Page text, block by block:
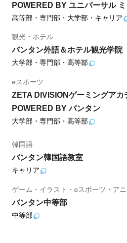
POWERED BY ユニバーサル
高等部・専門部・大学部・キャリア
観光・ホテル
バンタン外語＆ホテル観光学院
大学部・専門部・高等部
eスポーツ
ZETA DIVISIONゲーミングアカ
POWERED BY バンタン
大学部・専門部・高等部
韓国語
バンタン韓国語教室
キャリア
ゲーム・イラスト・eスポーツ・アニ
バンタン中等部
中等部